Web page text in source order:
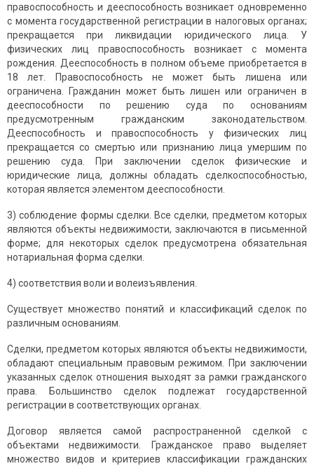
правоспособность и дееспособность возникает одновременно
с момента государственной регистрации в налоговых органах;
прекращается при ликвидации юридического лица. У
физических лиц правоспособность возникает с момента
рождения. Дееспособность в полном объеме приобретается в
18 лет. Правоспособность не может быть лишена или
ограничена. Гражданин может быть лишен или ограничен в
дееспособности по решению суда по основаниям
предусмотренным гражданским законодательством.
Дееспособность и правоспособность у физических лиц
прекращается со смертью или признанию лица умершим по
решению суда. При заключении сделок физические и
юридические лица, должны обладать сделкоспособностью,
которая является элементом дееспособности.
3) соблюдение формы сделки. Все сделки, предметом которых
являются объекты недвижимости, заключаются в письменной
форме; для некоторых сделок предусмотрена обязательная
нотариальная форма сделки.
4) соответствия воли и волеизъявления.
Существует множество понятий и классификаций сделок по
различным основаниям.
Сделки, предметом которых являются объекты недвижимости,
обладают специальным правовым режимом. При заключении
указанных сделок отношения выходят за рамки гражданского
права. Большинство сделок подлежат государственной
регистрации в соответствующих органах.
Договор является самой распространенной сделкой с
объектами недвижимости. Гражданское право выделяет
множество видов и критериев классификации гражданских